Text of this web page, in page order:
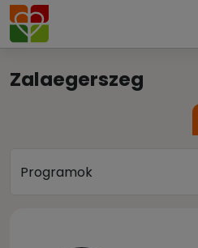
Zalaegerszeg